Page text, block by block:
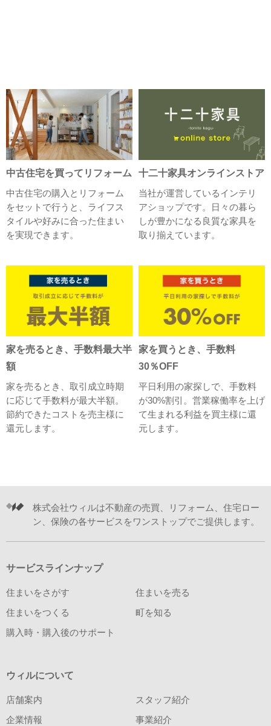
中古住宅を買ってリフォーム
中古住宅の購入とリフォーム
をセットで行うと、ライフス
タイルや好みに合った住まい
を実現できます。
十二十家具オンラインストア
当社が運営しているインテリ
アショップです。日々の暮ら
しが豊かになる良質な家具を
取り揃えています。
家を売るとき、手数料最大半
額
家を売るとき、取引成立時期
に応じて手数料が最大半額。
節約できたコストを売主様に
還元します。
家を買うとき、手数料
30％OFF
平日利用の家探しで、手数料
が30%割引。営業稼働率を上げ
て生まれる利益を買主様に還
元します。
株式会社ウィルは不動産の売買、リフォーム、住宅ロー
ン、保険の各サービスをワンストップでご提供します。
サービスラインナップ
住まいをさがす 住まいを売る
住まいをつくる 町を知る
購入時・購入後のサポート
ウィルについて
店舗案内 スタッフ紹介
企業情報 事業紹介